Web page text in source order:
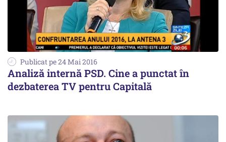
Publicat pe 24 Mai 2016
Analiză internă PSD. Cine a punctat în
dezbaterea TV pentru Capitală